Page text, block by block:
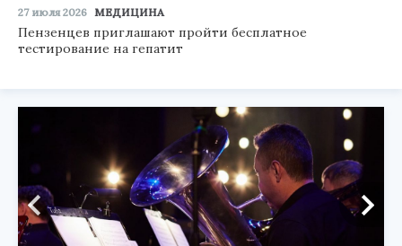
27 июля 2026 МЕДИЦИНА
Пензенцев приглашают пройти бесплатное
тестирование на гепатит